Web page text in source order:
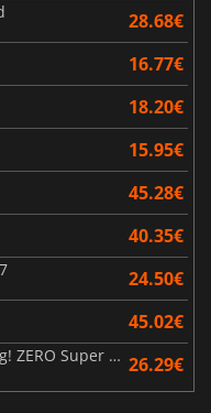
28.68€
16.77€
18.20€
15.95€
45.28€
40.35€
24.50€
45.02€
DRAGON BALL Sparking! ZERO Super Limit Breaking NEO 26.29€